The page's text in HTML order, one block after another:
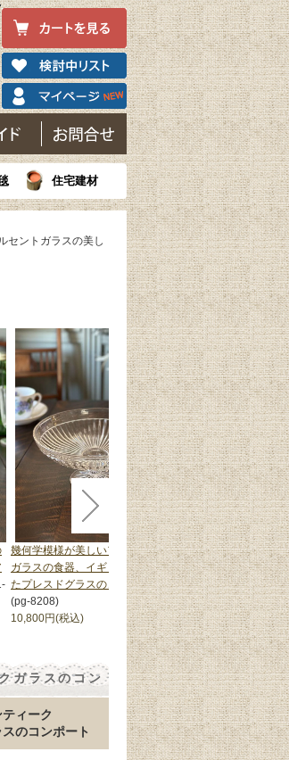
住宅建材
セントガラスの美し
幾何学模様が美しいアンティーク
ガラスの食器、イギリスから届い
たプレスドグラスのコンポート
(pg-8208)
10,800円(税込)
英国アンティークの
トグラス、アールデ
おしゃれなプレスド
8218)
5,800円(税込)
ガラスのコン
ィーク
のコンポート